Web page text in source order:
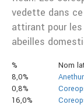
vedette dans
attirant pour
abeilles
%
Nom
8,0%
0,8%
16,0%